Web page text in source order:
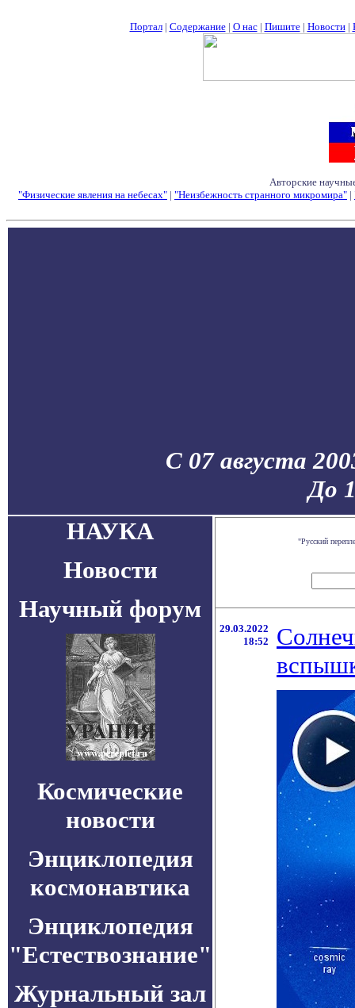
Портал| Содержание| О нас| Пишите| Новости|
Авторские
"Физические явления на небесах" | "Неизбежность странного микромира" |
С 07 августа
До
НАУКА
Новости
Научный форум
Космические
новости
Энциклопедия
космонавтика
Энциклопедия
"Естествознание"
Журнальный зал
"Русский
29.03.2022
18:52